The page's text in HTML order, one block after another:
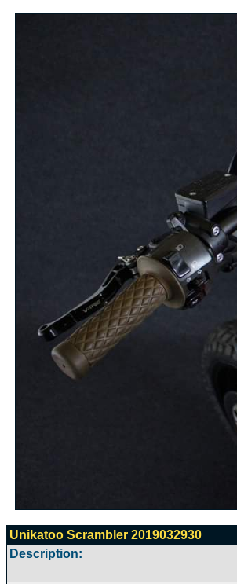
Unikatoo Scrambler 2019032930
Description: